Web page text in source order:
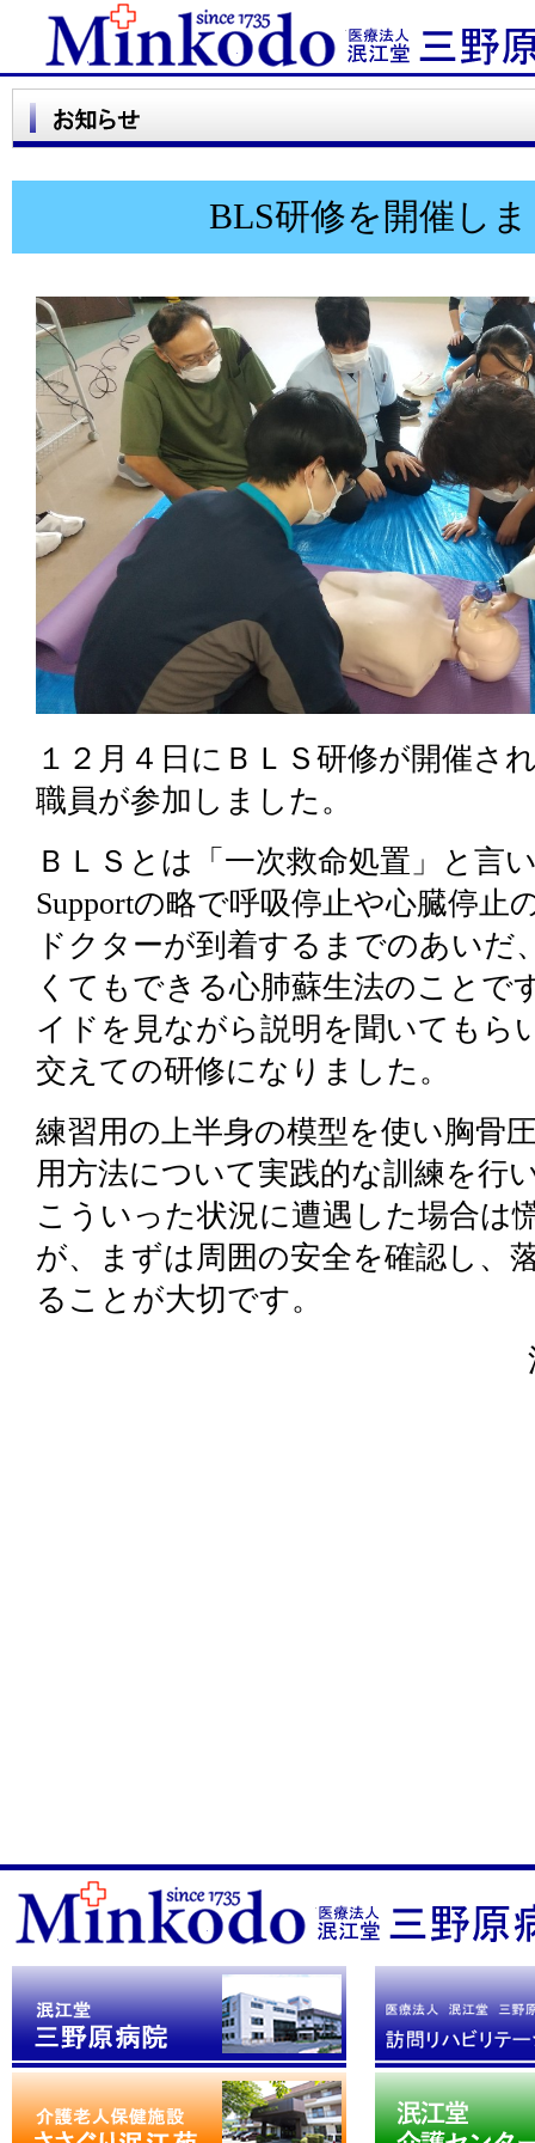
BLS研修を開催し
１２月４日にＢＬＳ研修が開催さ
職員が参加しました。
ＢＬＳとは「一次救命処置」と言
Supportの略で呼吸停止や心臓停止
ドクターが到着するまでのあいだ
くてもできる心肺蘇生法のことで
イドを見ながら説明を聞いてもら
交えての研修になりました。
練習用の上半身の模型を使い胸骨
用方法について実践的な訓練を行
こういった状況に遭遇した場合は
が、まずは周囲の安全を確認し、
ることが大切です。